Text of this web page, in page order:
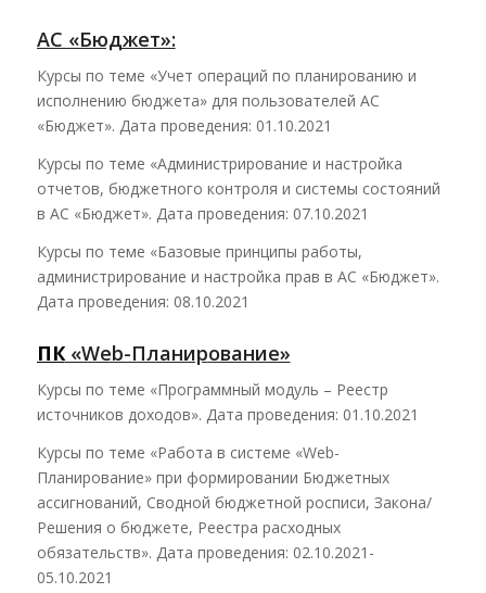
АС «Бюджет»:
Курсы по теме «Учет операций по планированию и
исполнению бюджета» для пользователей АС
«Бюджет». Дата проведения: 01.10.2021
Курсы по теме «Администрирование и настройка
отчетов, бюджетного контроля и системы состояний
в АС «Бюджет». Дата проведения: 07.10.2021
Курсы по теме «Базовые принципы работы,
администрирование и настройка прав в АС «Бюджет».
Дата проведения: 08.10.2021
ПК«Web-Планирование»
Курсы по теме «Программный модуль – Реестр
источников доходов». Дата проведения: 01.10.2021
Курсы по теме «Работа в системе «Web-
Планирование» при формировании Бюджетных
ассигнований, Сводной бюджетной росписи, Закона/
Решения о бюджете, Реестра расходных
обязательств». Дата проведения: 02.10.2021-
05.10.2021